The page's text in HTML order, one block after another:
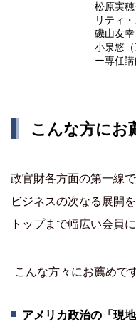
松原実
リティ
磯山友幸
小泉悠
ー専任
こんな方にお
政官財各方面の第一線
ビジネスの次なる展開
トップまで幅広い会員
こんな方々にお薦めで
アメリカ政治の「現